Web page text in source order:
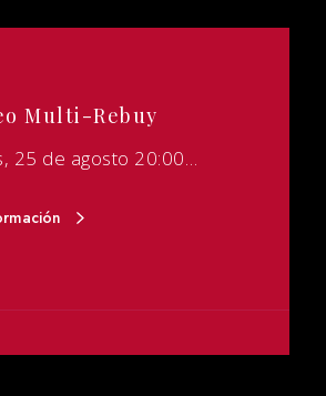
Multi-Rebuy
25 de agosto 20:00…